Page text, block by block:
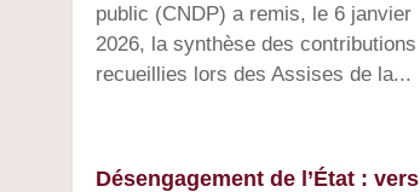
public (CNDP) a remis, le 6 janvier
2026, la synthèse des contributions
recueillies lors des Assises de la...
Désengagement de l’État : vers